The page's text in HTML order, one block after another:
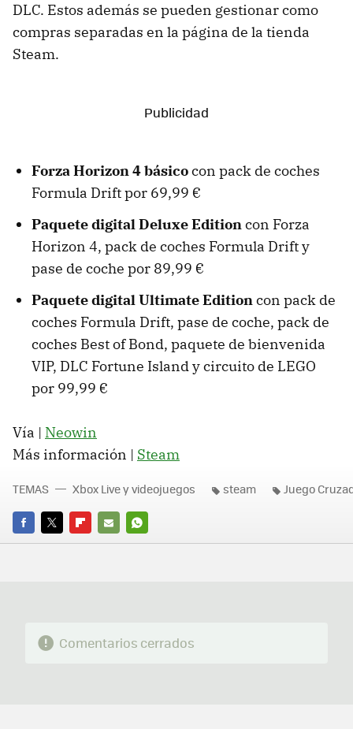
DLC. Estos además se pueden gestionar como
compras separadas en la página de la tienda
Steam.
Forza Horizon 4 básicocon pack de coches
Formula Drift por 69,99 €
Paquete digital Deluxe Editioncon Forza
Horizon 4, pack de coches Formula Drift y
pase de coche por 89,99 €
Paquete digital Ultimate Editioncon pack de
coches Formula Drift, pase de coche, pack de
coches Best of Bond, paquete de bienvenida
VIP, DLC Fortune Island y circuito de LEGO
por 99,99 €
Vía | Neowin
Más información | Steam
FACEBOOK
TWITTERFLIPBOARD
E-
WHATSAPP
TEMAS Xbox Live y videojuegos steam Juego
Comentarios cerrados